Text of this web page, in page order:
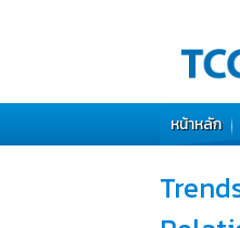
หน้าหลัก